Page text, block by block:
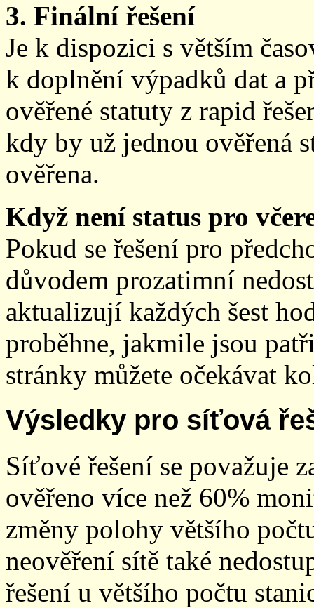
3. Finální řešení
Je k dispozici s větším
k doplnění výpadků dat a
ověřené statuty z rapid
kdy by už jednou ověřená
ověřena.
Když není status pro
Pokud se řešení pro
důvodem prozatimní
aktualizují každých šest
proběhne, jakmile jsou
stránky můžete očekávat
Výsledky pro síťová
Síťové řešení se považuje
ověřeno více než 60%
změny polohy většího
neověření sítě také
řešení u většího počtu